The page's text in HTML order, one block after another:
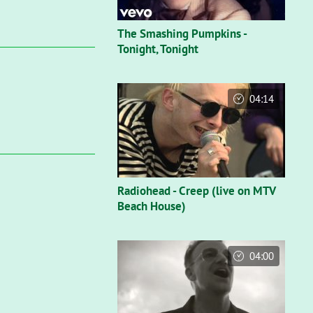
The Smashing Pumpkins -
Tonight, Tonight
Radiohead - Creep (live on MTV
Beach House)
04:14
04:00